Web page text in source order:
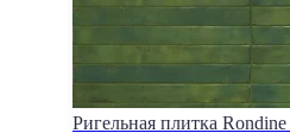
Ригельная плитка